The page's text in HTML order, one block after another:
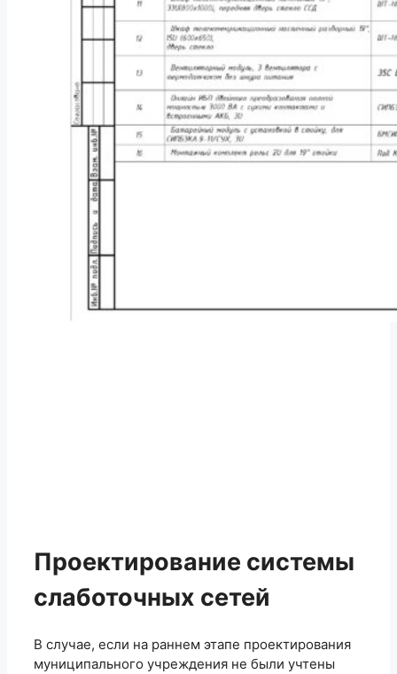
Проектирование системы
слаботочных сетей
В случае, если на раннем этапе проектирования
муниципального учреждения не были учтены